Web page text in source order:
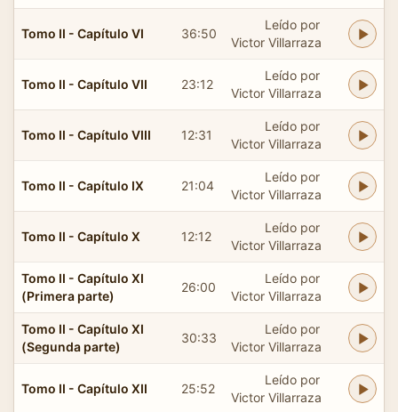
Tomo II - Capítulo VI 36:50
Leído por
Victor Villarraza
Tomo II - Capítulo VII 23:12
Leído por
Victor Villarraza
Tomo II - Capítulo VIII 12:31
Leído por
Victor Villarraza
Tomo II - Capítulo IX 21:04
Leído por
Victor Villarraza
Tomo II - Capítulo X 12:12
Leído por
Victor Villarraza
Tomo II - Capítulo XI
(Primera parte)
26:00
Leído por
Victor Villarraza
Tomo II - Capítulo XI
(Segunda parte)
30:33
Leído por
Victor Villarraza
Tomo II - Capítulo XII 25:52
Leído por
Victor Villarraza